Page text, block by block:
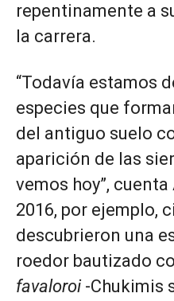
repentinamente a
la carrera.
“Todavía estamos
especies que
del antiguo suelo
aparición de las
vemos hoy”,
2016, por ejemplo,
descubrieron una
roedor bautizado
favaloroi-Chukimis